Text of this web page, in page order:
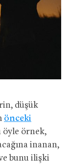
düşük
önceki
öyle örnek,
inanan,
bunu ilişki